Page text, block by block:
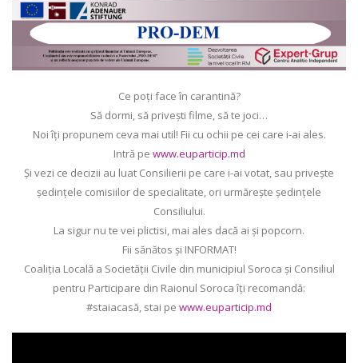
Ce poți face în carantină?
Să dormi, să privești filme, să te joci…
Noi îți propunem ceva mai util! Fii cu ochii pe cei care i-ai ales.
Intră pe www.euparticip.md
Și vezi ce decizii au luat Consilierii pe care i-ai votat, sau privește
ședințele comisiilor de specialitate, ori urmărește ședințele
Consiliului.
La sigur nu te vei plictisi, mai ales dacă ai și popcorn.
Fii sănătos și INFORMAT!
Coaliția Locală a Societății Civile din municipiul Soroca și Consiliul
pentru Participare din Raionul Soroca îți recomandă:
#staiacasă, stai pe www.euparticip.md